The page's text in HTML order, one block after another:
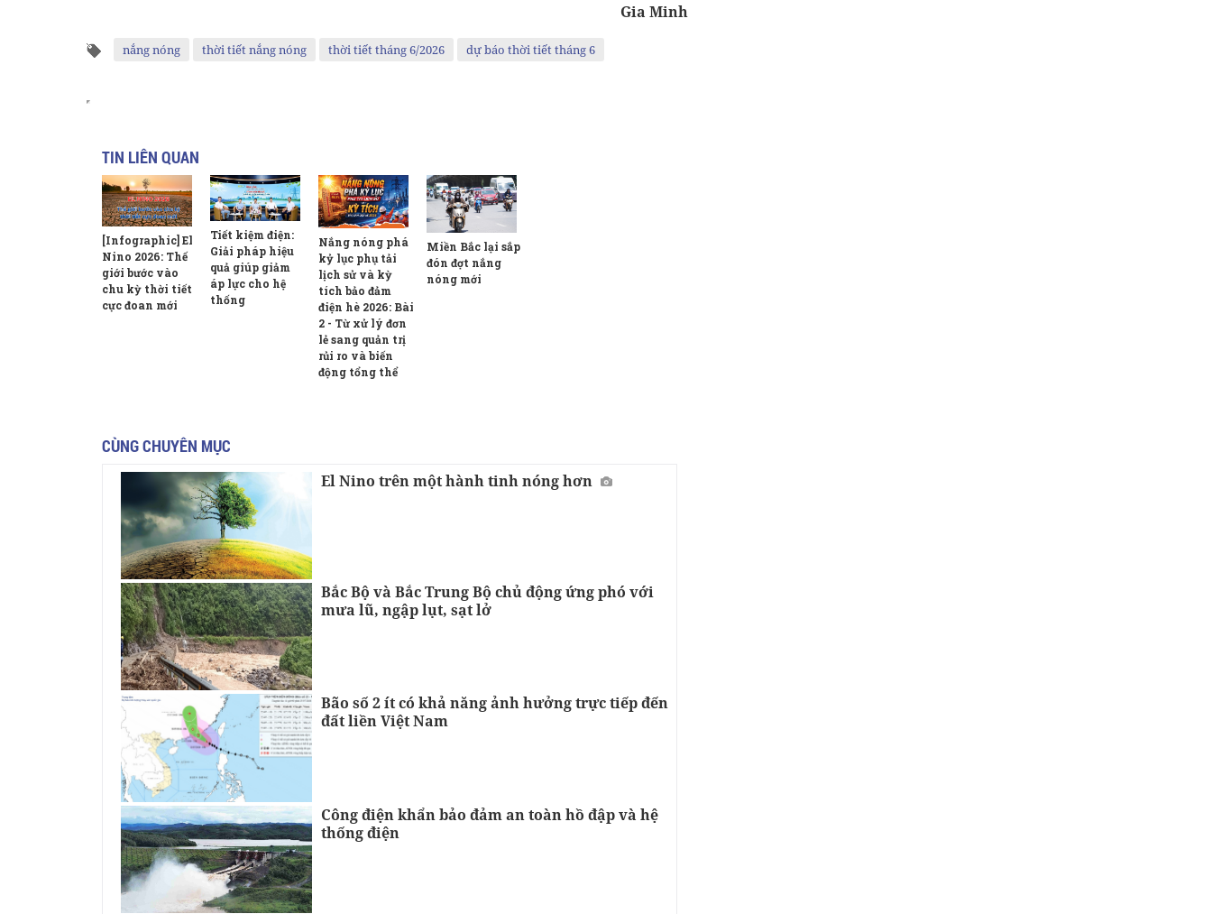
Gia Minh
nắng nóng thời tiết nắng nóng thời tiết tháng 6/2026 dự báo thời tiết tháng 6
TIN LIÊN QUAN
[Infographic] El
Nino 2026: Thế
giới bước vào
chu kỳ thời tiết
cực đoan mới
Tiết kiệm điện:
Giải pháp hiệu
quả giúp giảm
áp lực cho hệ
thống
Nắng nóng phá
kỷ lục phụ tải
lịch sử và kỳ
tích bảo đảm
điện hè 2026: Bài
2 - Từ xử lý đơn
lẻ sang quản trị
rủi ro và biến
động tổng thể
Miền Bắc lại sắp
đón đợt nắng
nóng mới
CÙNG CHUYÊN MỤC
El Nino trên một hành tinh nóng hơn
Bắc Bộ và Bắc Trung Bộ chủ động ứng phó với
mưa lũ, ngập lụt, sạt lở
Bão số 2 ít có khả năng ảnh hưởng trực tiếp đến
đất liền Việt Nam
Công điện khẩn bảo đảm an toàn hồ đập và hệ
thống điện